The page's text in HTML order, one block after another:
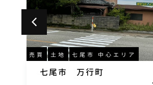
売買 土地 七尾市 中心エリア
七尾市 万行町